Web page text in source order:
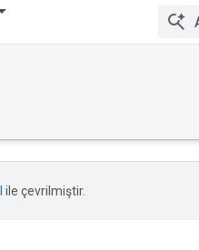
ile çevrilmiştir.